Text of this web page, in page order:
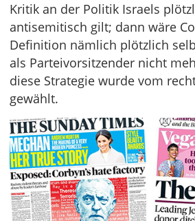
Kritik an der Politik Israels
antisemitisch gilt; dann wäre
Definition nämlich plötzlich
als Parteivorsitzender nicht
diese Strategie wurde vom
gewählt.